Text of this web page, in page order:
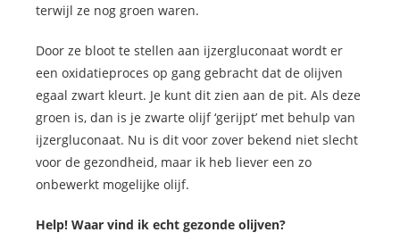
terwijl ze nog groen waren.
Door ze bloot te stellen aan ijzergluconaat wordt er
een oxidatieproces op gang gebracht dat de olijven
egaal zwart kleurt. Je kunt dit zien aan de pit. Als deze
groen is, dan is je zwarte olijf ‘gerijpt’ met behulp van
ijzergluconaat. Nu is dit voor zover bekend niet slecht
voor de gezondheid, maar ik heb liever een zo
onbewerkt mogelijke olijf.
Help! Waar vind ik echt gezonde olijven?